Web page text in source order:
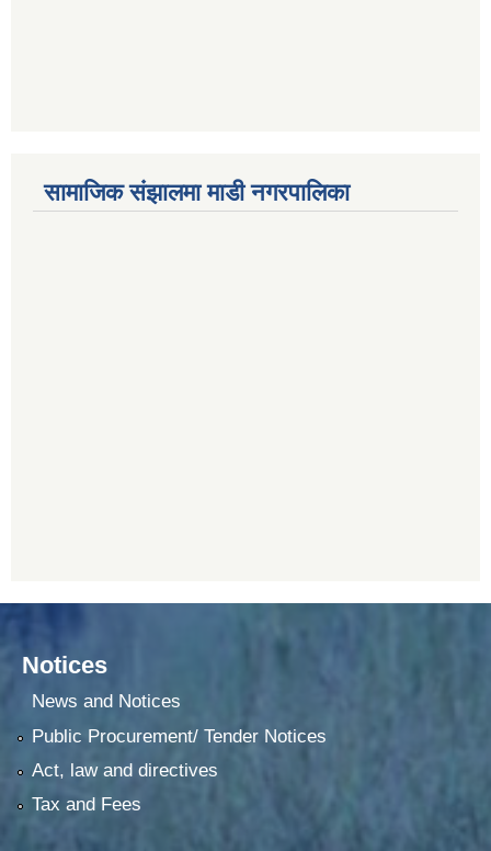
सामाजिक संझालमा माडी नगरपालिका
Notices
News and Notices
Public Procurement/ Tender Notices
Act, law and directives
Tax and Fees